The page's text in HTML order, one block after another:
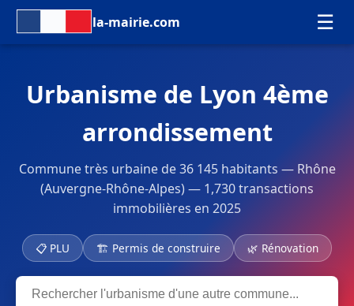
la-mairie.com ☰
Urbanisme de Lyon 4ème
arrondissement
Commune très urbaine de 36 145 habitants — Rhône
(Auvergne-Rhône-Alpes) — 1,730 transactions
immobilières en 2025
📋 PLU 🏗 Permis de construire 🌿 Rénovation